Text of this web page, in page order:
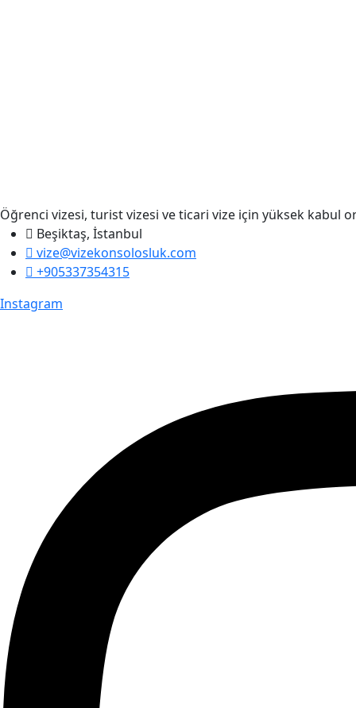
Öğrenci vizesi, turist vizesi ve ticari vize için yüksek kabul
Beşiktaş, İstanbul
vize@vizekonsolosluk.com
+905337354315
Instagram